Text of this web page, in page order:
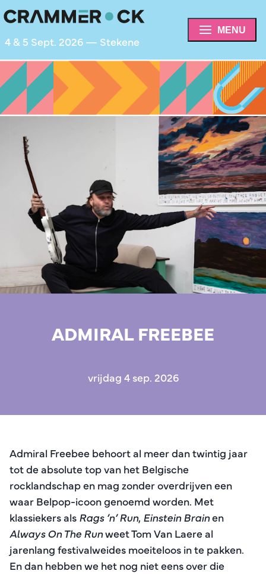
4 & 5 Sept. 2026 — Stekene
MENU
ADMIRAL FREEBEE
vrijdag 4 sep. 2026
Admiral Freebee behoort al meer dan twintig jaar
tot de absolute top van het Belgische
rocklandschap en mag zonder overdrijven een
waar Belpop-icoon genoemd worden. Met
klassiekers als Rags ’n’ Run, Einstein Brainen
Always On The Runweet Tom Van Laere al
jarenlang festivalweides moeiteloos in te pakken.
En dan hebben we het nog niet eens over die